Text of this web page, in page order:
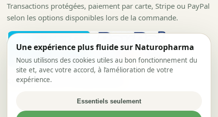
Transactions protégées, paiement par carte, Stripe ou PayPal
selon les options disponibles lors de la commande.
CGVPolitique de confidentialité
Une expérience plus fluide sur Naturopharma
Nous utilisons des cookies utiles au bon fonctionnement du
site et, avec votre accord, à l’amélioration de votre
expérience.
Essentiels seulement